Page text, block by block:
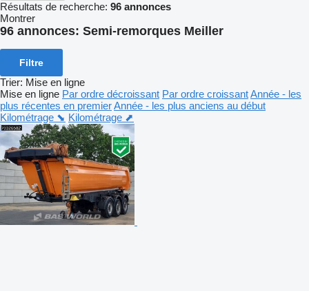
Résultats de recherche: 96 annonces
Montrer
96 annonces: Semi-remorques Meiller
Filtre
Trier: Mise en ligne
Mise en ligne Par ordre décroissant Par ordre croissantAnnée - les
plus récentes en premierAnnée - les plus anciens au début
Kilométrage ⬊ Kilométrage ⬈